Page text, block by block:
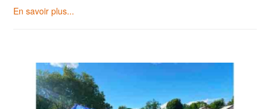
En savoir plus...